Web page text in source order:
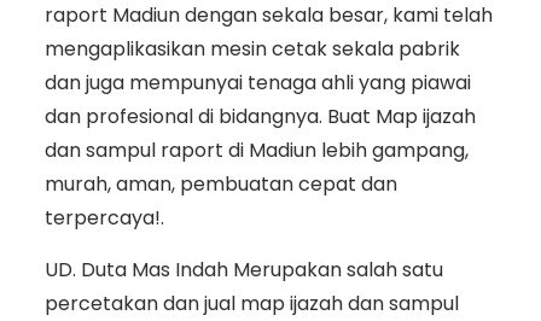
raport Madiun dengan sekala besar, kami telah
mengaplikasikan mesin cetak sekala pabrik
dan juga mempunyai tenaga ahli yang piawai
dan profesional di bidangnya. Buat Map ijazah
dan sampul raport di Madiun lebih gampang,
murah, aman, pembuatan cepat dan
terpercaya!.
UD. Duta Mas Indah Merupakan salah satu
percetakan dan jual map ijazah dan sampul